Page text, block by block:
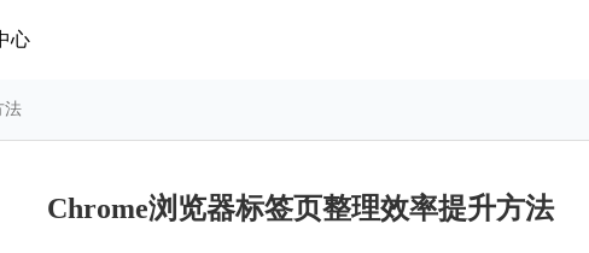
心
法
Chrome浏览器标签页整理效率提升方法